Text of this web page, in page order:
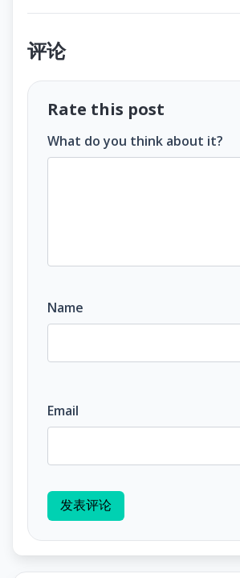
评论
Rate this post
What do you think about it?
Name
Email
发表评论